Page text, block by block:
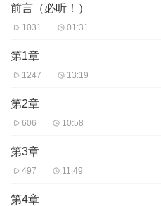
前言（必听！）
1031 01:31
第1章
1247 13:19
第2章
606 10:58
第3章
497 11:49
第4章